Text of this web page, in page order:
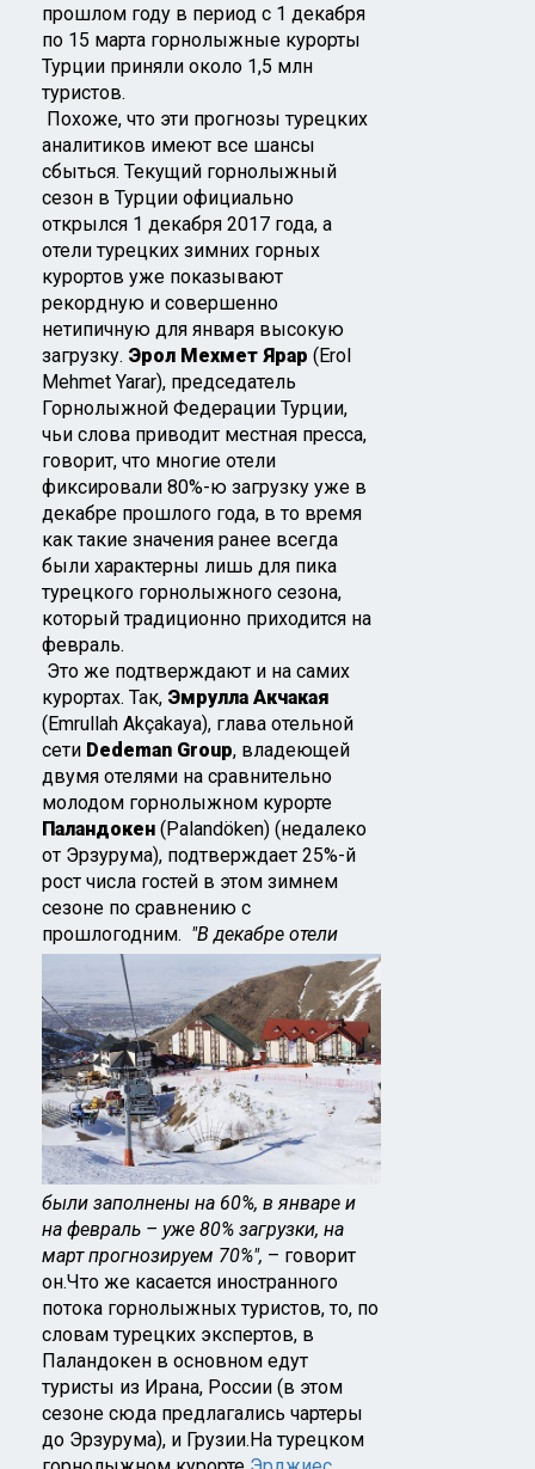
прошлом году в период с 1 декабря
по 15 марта горнолыжные курорты
Турции приняли около 1,5 млн
туристов.
Похоже, что эти прогнозы турецких
аналитиков имеют все шансы
сбыться. Текущий горнолыжный
сезон в Турции официально
открылся 1 декабря 2017 года, а
отели турецких зимних горных
курортов уже показывают
рекордную и совершенно
нетипичную для января высокую
загрузку. Эрол Мехмет Ярар (Erol
Mehmet Yarar), председатель
Горнолыжной Федерации Турции,
чьи слова приводит местная пресса,
говорит, что многие отели
фиксировали 80%-ю загрузку уже в
декабре прошлого года, в то время
как такие значения ранее всегда
были характерны лишь для пика
турецкого горнолыжного сезона,
который традиционно приходится на
февраль.
Это же подтверждают и на самих
курортах. Так, Эмрулла Акчакая
(Emrullah Akçakaya), глава отельной
сети Dedeman Group, владеющей
двумя отелями на сравнительно
молодом горнолыжном курорте
Паландокен (Palandöken) (недалеко
от Эрзурума), подтверждает 25%-й
рост числа гостей в этом зимнем
сезоне по сравнению с
прошлогодним. "В декабре отели
были заполнены на 60%, в январе и
на февраль – уже 80% загрузки, на
март прогнозируем 70%", – говорит
он.Что же касается иностранного
потока горнолыжных туристов, то, по
словам турецких экспертов, в
Паландокен в основном едут
туристы из Ирана, России (в этом
сезоне сюда предлагались чартеры
до Эрзурума), и Грузии.На турецком